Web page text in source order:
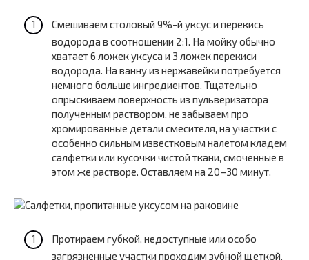
Смешиваем столовый 9%-й уксус и перекись
водорода в соотношении 2:1. На мойку обычно
хватает 6 ложек уксуса и 3 ложек перекиси
водорода. На ванну из нержавейки потребуется
немного больше ингредиентов. Тщательно
опрыскиваем поверхность из пульверизатора
полученным раствором, не забываем про
хромированные детали смесителя, на участки с
особенно сильным известковым налетом кладем
салфетки или кусочки чистой ткани, смоченные в
этом же растворе. Оставляем на 20–30 минут.
Протираем губкой, недоступные или особо
загрязненные участки проходим зубной щеткой.